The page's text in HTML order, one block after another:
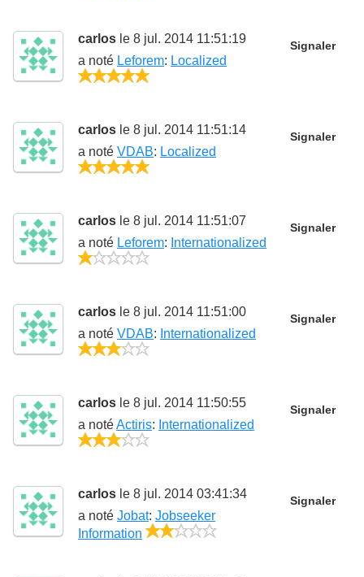
carlos le 8 jul. 2014 11:51:19 Signaler
a noté Leforem: Localized
carlos le 8 jul. 2014 11:51:14 Signaler
a noté VDAB: Localized
carlos le 8 jul. 2014 11:51:07 Signaler
a noté Leforem: Internationalized
carlos le 8 jul. 2014 11:51:00 Signaler
a noté VDAB: Internationalized
carlos le 8 jul. 2014 11:50:55 Signaler
a notéActiris: Internationalized
carlos le 8 jul. 2014 03:41:34 Signaler
a noté Jobat: Jobseeker
Information